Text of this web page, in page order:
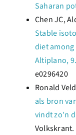
Saharan
Chen JC,
Stable
diet
Altiplano,
e0296420
Ronald
als bron
vindt zo’n
Volkskrant.